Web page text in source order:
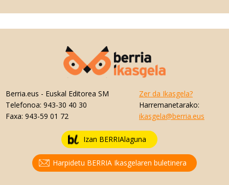
Berria.eus - Euskal Editorea SM
Telefonoa: 943-30 40 30
Faxa: 943-59 01 72
Zer da Ikasgela?
Harremanetarako:
ikasgela@berria.eus
Izan BERRIAlaguna
Harpidetu BERRIA Ikasgelaren buletinera